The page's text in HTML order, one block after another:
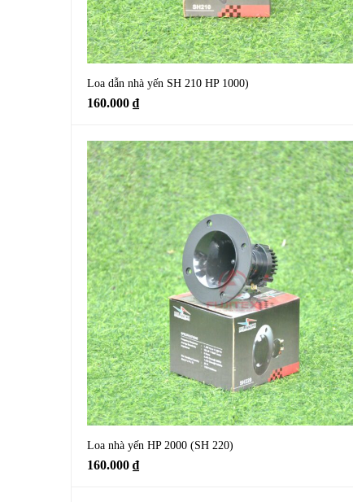
Loa dẫn nhà yến SH 210 HP 1000)
160.000 ₫
Loa nhà yến HP 2000 (SH 220)
160.000 ₫